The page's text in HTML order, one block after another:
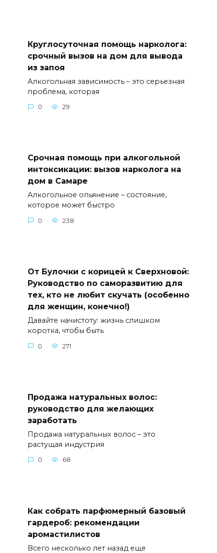
Круглосуточная помощь нарколога:
срочный вызов на дом для вывода
из запоя
Алкогольная зависимость – это серьезная
проблема, которая
0 29
Срочная помощь при алкогольной
интоксикации: вызов нарколога на
дом в Самаре
Алкогольное опьянение – состояние,
которое может быстро
0 238
От Булочки с корицей к Сверхновой:
Руководство по саморазвитию для
тех, кто не любит скучать (особенно
для женщин, конечно!)
Давайте начистоту: жизнь слишком
коротка, чтобы быть
0 271
Продажа натуральных волос:
руководство для желающих
заработать
Продажа натуральных волос – это
растущая индустрия
0 68
Как собрать парфюмерный базовый
гардероб: рекомендации
аромастилистов
Всего несколько лет назад еще